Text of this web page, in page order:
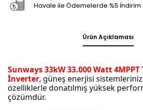
Havale ile Ödemelerde %5 İndirim
Ürün Açıklaması
Sunways 33kW 33.000 Watt
İnverter, güneş enerjisi
özelliklerle donatılmış yüksek
çözümdür.